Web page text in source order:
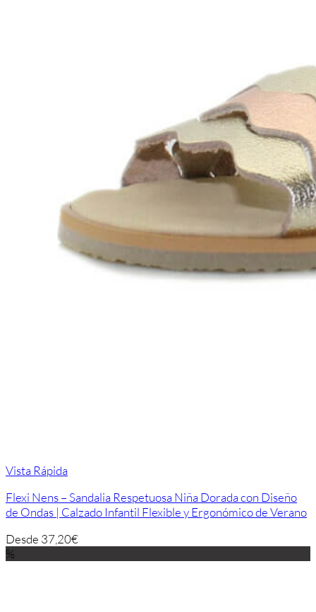
Vista Rápida
Flexi Nens – Sandalia Respetuosa Niña Dorada con Diseño
de Ondas | Calzado Infantil Flexible y Ergonómico de Verano
Desde 37,20€
%